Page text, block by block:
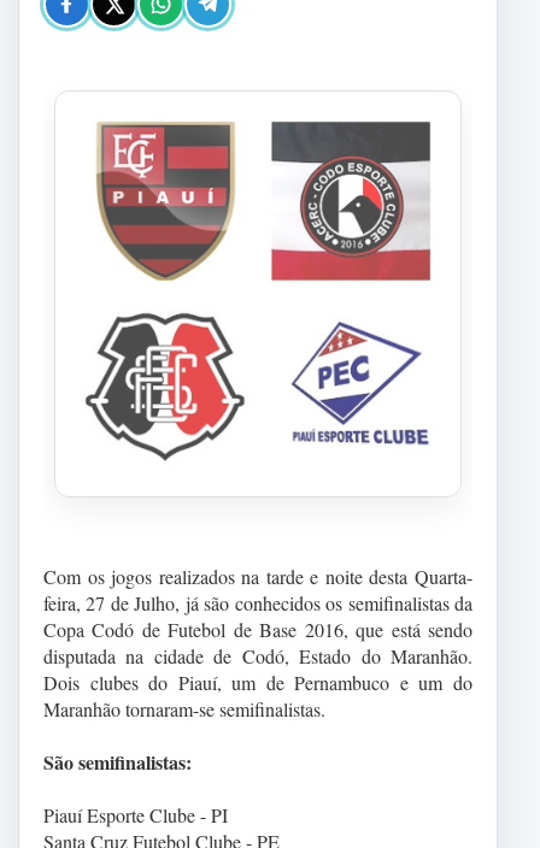
Com os jogos realizados na tarde e noite desta Quarta-
feira, 27 de Julho, já são conhecidos os semifinalistas da
Copa Codó de Futebol de Base 2016, que está sendo
disputada na cidade de Codó, Estado do Maranhão.
Dois clubes do Piauí, um de Pernambuco e um do
Maranhão tornaram-se semifinalistas.
São semifinalistas:
Piauí Esporte Clube - PI
Santa Cruz Futebol Clube - PE